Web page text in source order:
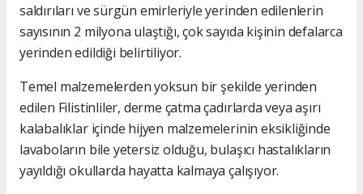
saldırıları ve sürgün emirleriyle yerinden edilenlerin
sayısının 2 milyona ulaştığı, çok sayıda kişinin defalarca
yerinden edildiği belirtiliyor.
Temel malzemelerden yoksun bir şekilde yerinden
edilen Filistinliler, derme çatma çadırlarda veya aşırı
kalabalıklar içinde hijyen malzemelerinin eksikliğinde
lavaboların bile yetersiz olduğu, bulaşıcı hastalıkların
yayıldığı okullarda hayatta kalmaya çalışıyor.